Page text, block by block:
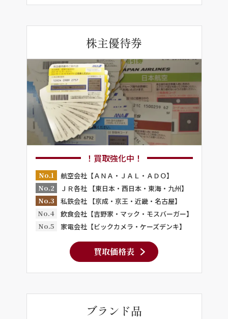
株主優待券
！買取強化中！
No.1
航空会社【ＡＮＡ・ＪＡＬ・ＡＤＯ】
No.2
ＪＲ各社 【東日本・西日本・東海・九州】
No.3
私鉄会社 【京成・京王・近畿・名古屋】
No.4
飲食会社【吉野家・マック・モスバーガー】
No.5
家電会社【ビックカメラ・ケーズデンキ】
買取価格表
ブランド品